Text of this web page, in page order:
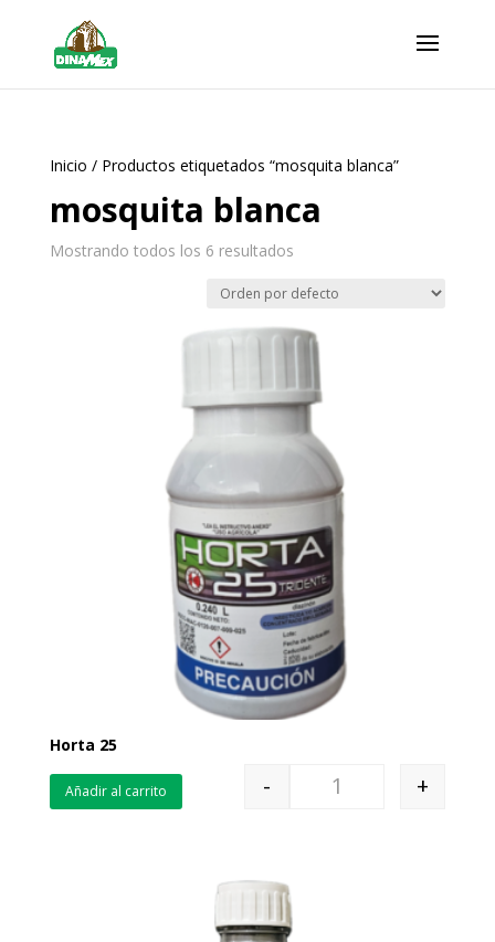
Inicio / Productos etiquetados “mosquita blanca”
mosquita blanca
Mostrando todos los 6 resultados
Horta 25
- +
Añadir al carrito